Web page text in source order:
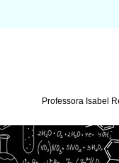
Professora Isabel